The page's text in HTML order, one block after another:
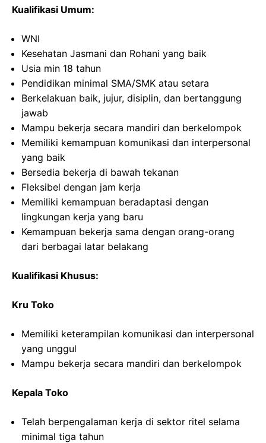
Kualifikasi Umum:
WNI
Kesehatan Jasmani dan Rohani yang baik
Usia min 18 tahun
Pendidikan minimal SMA/SMK atau setara
Berkelakuan baik, jujur, disiplin, dan bertanggung
jawab
Mampu bekerja secara mandiri dan berkelompok
Memiliki kemampuan komunikasi dan interpersonal
yang baik
Bersedia bekerja di bawah tekanan
Fleksibel dengan jam kerja
Memiliki kemampuan beradaptasi dengan
lingkungan kerja yang baru
Kemampuan bekerja sama dengan orang-orang
dari berbagai latar belakang
Kualifikasi Khusus:
Kru Toko
Memiliki keterampilan komunikasi dan interpersonal
yang unggul
Mampu bekerja secara mandiri dan berkelompok
Kepala Toko
Telah berpengalaman kerja di sektor ritel selama
minimal tiga tahun